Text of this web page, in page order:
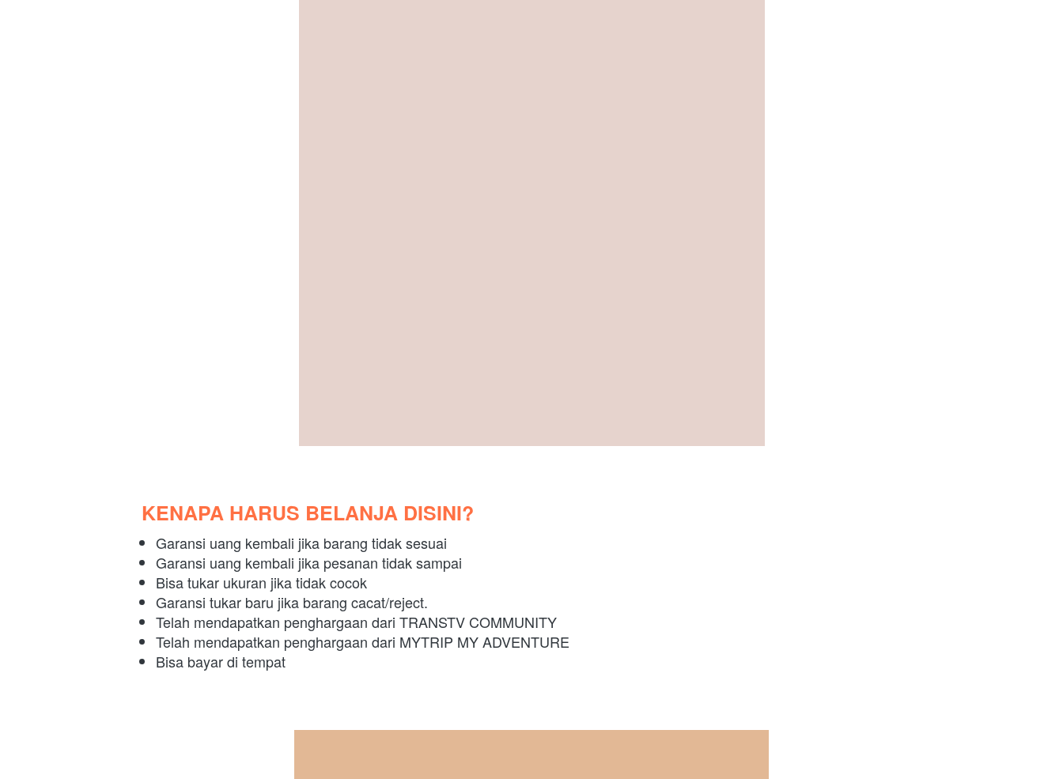
KENAPA HARUS BELANJA DISINI?
Garansi uang kembali jika barang tidak sesuai
Garansi uang kembali jika pesanan tidak sampai
Bisa tukar ukuran jika tidak cocok
Garansi tukar baru jika barang cacat/reject.
Telah mendapatkan penghargaan dari TRANSTV COMMUNITY
Telah mendapatkan penghargaan dari MYTRIP MY ADVENTURE
Bisa bayar di tempat